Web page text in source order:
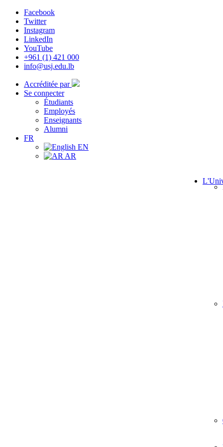
Facebook
Twitter
Instagram
LinkedIn
YouTube
+961 (1) 421 000
info@usj.edu.lb
Accréditée par
Se connecter
Étudiants
Employés
Enseignants
Alumni
FR
EN
AR